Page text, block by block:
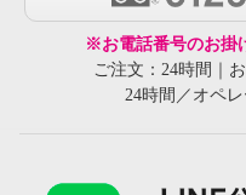
※お電話番号のお掛
ご注文：24時間｜
24時間／オペ